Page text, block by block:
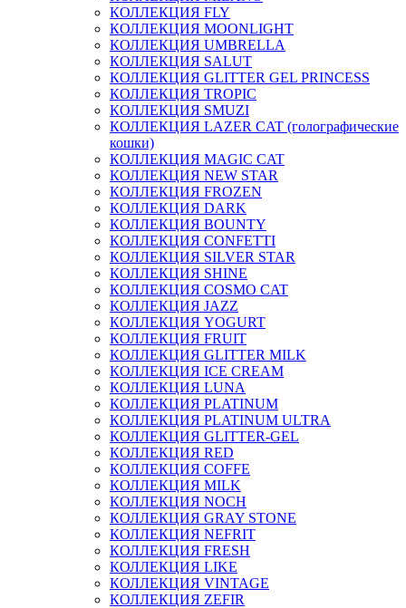
КОЛЛЕКЦИЯ FLY
КОЛЛЕКЦИЯ MOONLIGHT
КОЛЛЕКЦИЯ UMBRELLA
КОЛЛЕКЦИЯ SALUT
КОЛЛЕКЦИЯ GLITTER GEL PRINCESS
КОЛЛЕКЦИЯ TROPIC
КОЛЛЕКЦИЯ SMUZI
КОЛЛЕКЦИЯ LAZER CAT (голографические
кошки)
КОЛЛЕКЦИЯ MAGIC CAT
КОЛЛЕКЦИЯ NEW STAR
КОЛЛЕКЦИЯ FROZEN
КОЛЛЕКЦИЯ DARK
КОЛЛЕКЦИЯ BOUNTY
КОЛЛЕКЦИЯ CONFETTI
КОЛЛЕКЦИЯ SILVER STAR
КОЛЛЕКЦИЯ SHINE
КОЛЛЕКЦИЯ COSMO CAT
КОЛЛЕКЦИЯ JAZZ
КОЛЛЕКЦИЯ YOGURT
КОЛЛЕКЦИЯ FRUIT
КОЛЛЕКЦИЯ GLITTER MILK
КОЛЛЕКЦИЯ ICE CREAM
КОЛЛЕКЦИЯ LUNA
КОЛЛЕКЦИЯ PLATINUM
КОЛЛЕКЦИЯ PLATINUM ULTRA
КОЛЛЕКЦИЯ GLITTER-GEL
КОЛЛЕКЦИЯ RED
КОЛЛЕКЦИЯ COFFE
КОЛЛЕКЦИЯ MILK
КОЛЛЕКЦИЯ NOCH
КОЛЛЕКЦИЯ GRAY STONE
КОЛЛЕКЦИЯ NEFRIT
КОЛЛЕКЦИЯ FRESH
КОЛЛЕКЦИЯ LIKE
КОЛЛЕКЦИЯ VINTAGE
КОЛЛЕКЦИЯ ZEFIR